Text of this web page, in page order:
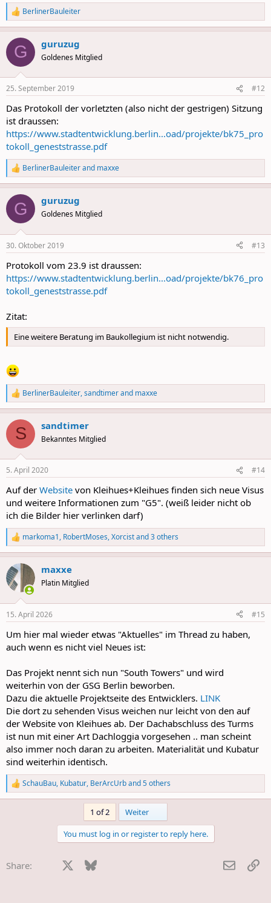
R
e
a
c
i
s
BerlinerBauleiter
G guruzug
Goldenes Mitglied
25. September 2019 #12
Das Protokoll der vorletzten (also nicht der gestrigen) Sitzung
ist draussen:
https://www.stadtentwicklung.berlin...oad/projekte/bk75_pro
tokoll_geneststrasse.pdf
R
e
a
c
i
s
BerlinerBauleiterand maxxe
G guruzug
Goldenes Mitglied
30. Oktober 2019 #13
Protokoll vom 23.9 ist draussen:
https://www.stadtentwicklung.berlin...oad/projekte/bk76_pro
tokoll_geneststrasse.pdf
Zitat:
Eine weitere Beratung im Baukollegium ist nicht notwendig.
R
e
a
c
i
s
BerlinerBauleiter,sandtimerand maxxe
S sandtimer
Bekanntes Mitglied
5. April 2020 #14
Auf der Website von Kleihues+Kleihues finden sich neue Visus
und weitere Informationen zum "G5". (weiß leider nicht ob
ich die Bilder hier verlinken darf)
R
e
a
c
t
i
s
markoma1, RobertMoses,Xorcistand 3 others
maxxe
Platin Mitglied
15. April 2026 #15
Um hier mal wieder etwas "Aktuelles" im Thread zu haben,
auch wenn es nicht viel Neues ist:
Das Projekt nennt sich nun "South Towers" und wird
weiterhin von der GSG Berlin beworben.
Dazu die aktuelle Projektseite des Entwicklers. LINK
Die dort zu sehenden Visus weichen nur leicht von den auf
der Website von Kleihues ab. Der Dachabschluss des Turms
ist nun mit einer Art Dachloggia vorgesehen .. man scheint
also immer noch daran zu arbeiten. Materialität und Kubatur
sind weiterhin identisch.
R
e
s
SchauBau, Kubatur, BerArcUrband 5 others
1 of 2 Weiter
You must log in or register to reply here.
Share: Facebook Bluesky WhatsApp
E-Mail